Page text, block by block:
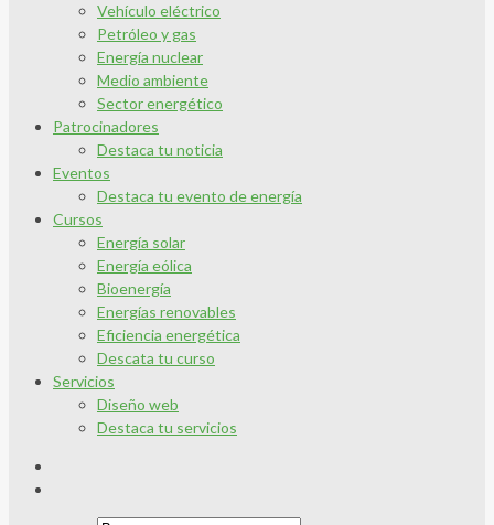
Vehículo eléctrico
Petróleo y gas
Energía nuclear
Medio ambiente
Sector energético
Patrocinadores
Destaca tu noticia
Eventos
Destaca tu evento de energía
Cursos
Energía solar
Energía eólica
Bioenergía
Energías renovables
Eficiencia energética
Descata tu curso
Servicios
Diseño web
Destaca tu servicios